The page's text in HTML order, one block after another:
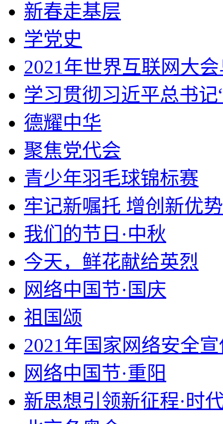
新春走基层
学党史
2021年世界互联网大
学习贯彻习近平总书
德耀中华
聚焦党代会
青少年羽毛球锦标赛
牢记新嘱托 增创新优
我们的节日·中秋
今天，鲜花献给英烈
网络中国节·国庆
祖国颂
2021年国家网络安全
网络中国节·重阳
新思想引领新征程·时